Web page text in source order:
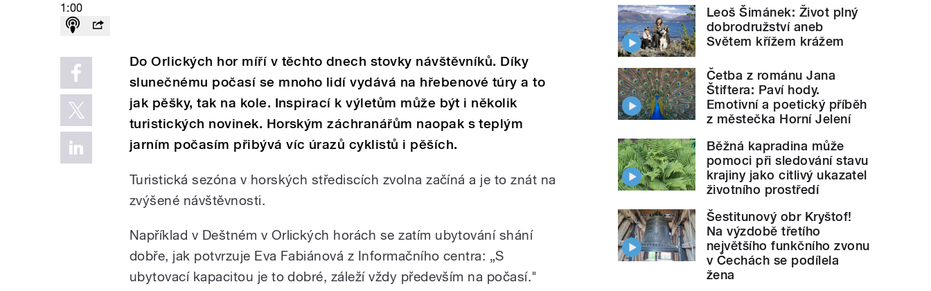
1:00
Do Orlických hor míří v těchto dnech stovky návštěvníků. Díky
slunečnému počasí se mnoho lidí vydává na hřebenové túry a to
jak pěšky, tak na kole. Inspirací k výletům může být i několik
turistických novinek. Horským záchranářům naopak s teplým
jarním počasím přibývá víc úrazů cyklistů i pěších.
Turistická sezóna v horských střediscích zvolna začíná a je to znát na
zvýšené návštěvnosti.
Například v Deštném v Orlických horách se zatím ubytování shání
dobře, jak potvrzuje Eva Fabiánová z Informačního centra: „S
ubytovací kapacitou je to dobré, záleží vždy především na počasí."
Leoš Šimánek: Život plný
dobrodružství aneb
Světem křížem krážem
Četba z románu Jana
Štiftera: Paví hody.
Emotivní a poetický příběh
z městečka Horní Jelení
Běžná kapradina může
pomoci při sledování stavu
krajiny jako citlivý ukazatel
životního prostředí
Šestitunový obr Kryštof!
Na výzdobě třetího
největšího funkčního zvonu
v Čechách se podílela
žena